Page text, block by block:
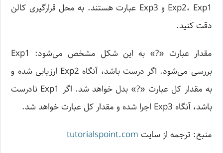
Exp2، Exp1 و Exp3 عبارت هستند. به محل قرارگیری کالن
دقت کنید.
مقدار عبارت «?» به این شکل مشخص می‌شود: Exp1
بررسی می‌شود. اگر درست باشد، آنگاه Exp2 ارزیابی شده و
به مقدار کل عبارت «?» بدل خواهد شد. اگر Exp1 نادرست
باشد، آنگاه Exp3 اجرا شده و مقدار کل عبارت خواهد شد.
منبع: ترجمه از سایت tutorialspoint.com